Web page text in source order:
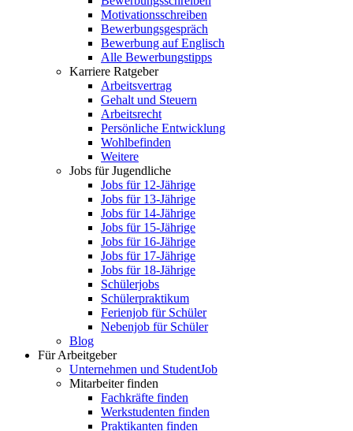
Motivationsschreiben
Bewerbungsgespräch
Bewerbung auf Englisch
Alle Bewerbungstipps
Karriere Ratgeber
Arbeitsvertrag
Gehalt und Steuern
Arbeitsrecht
Persönliche Entwicklung
Wohlbefinden
Weitere
Jobs für Jugendliche
Jobs für 12-Jährige
Jobs für 13-Jährige
Jobs für 14-Jährige
Jobs für 15-Jährige
Jobs für 16-Jährige
Jobs für 17-Jährige
Jobs für 18-Jährige
Schülerjobs
Schülerpraktikum
Ferienjob für Schüler
Nebenjob für Schüler
Blog
Für Arbeitgeber
Unternehmen und StudentJob
Mitarbeiter finden
Fachkräfte finden
Werkstudenten finden
Praktikanten finden